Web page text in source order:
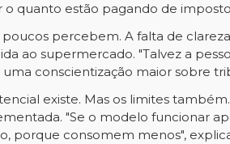
o quanto estão pagando de
poucos percebem. A falta de
ao supermercado. "Talvez a
uma conscientização maior sobre
existe. Mas os limites
"Se o modelo funcionar
porque consomem menos",